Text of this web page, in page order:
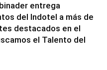
entrega
del Indotel a más de
destacados en el
el Talento del